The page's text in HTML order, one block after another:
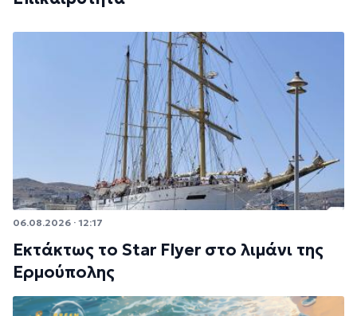
06.08.2026 · 12:17
Εκτάκτως το Star Flyer στο λιμάνι της
Ερμούπολης